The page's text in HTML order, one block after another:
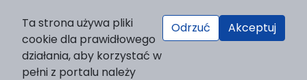
Platform & Workflow by OJS/PKP
Ta strona używa pliki
cookie dla prawidłowego
działania, aby korzystać w
pełni z portalu należy
Odrzuć Akceptuj